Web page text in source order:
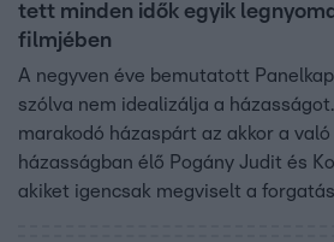
tett minden idők egyik
filmjében
A negyven éve bemutatott
szólva nem idealizálja a
marakodó házaspárt az akkor a
házasságban élő Pogány Judit és
akiket igencsak megviselt a